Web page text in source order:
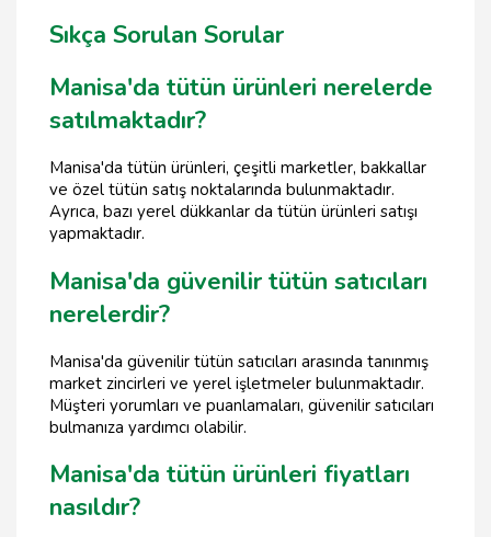
Sıkça Sorulan Sorular
Manisa'da tütün ürünleri nerelerde
satılmaktadır?
Manisa'da tütün ürünleri, çeşitli marketler, bakkallar
ve özel tütün satış noktalarında bulunmaktadır.
Ayrıca, bazı yerel dükkanlar da tütün ürünleri satışı
yapmaktadır.
Manisa'da güvenilir tütün satıcıları
nerelerdir?
Manisa'da güvenilir tütün satıcıları arasında tanınmış
market zincirleri ve yerel işletmeler bulunmaktadır.
Müşteri yorumları ve puanlamaları, güvenilir satıcıları
bulmanıza yardımcı olabilir.
Manisa'da tütün ürünleri fiyatları
nasıldır?